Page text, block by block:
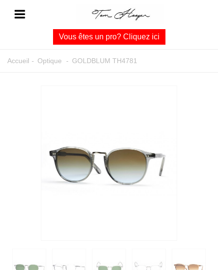
Vous êtes un pro? Cliquez ici
Accueil - Optique - GOLDBLUM TH4781